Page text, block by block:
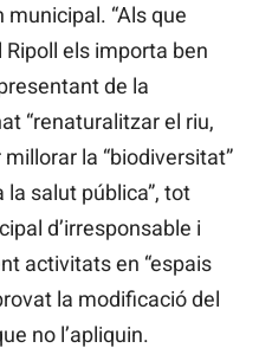
municipal. “Als que
els importa ben
de la
“renaturalitzar el riu,
la “biodiversitat”
la salut pública”, tot
d’irresponsable i
activitats en “espais
la modificació del
no l’apliquin.